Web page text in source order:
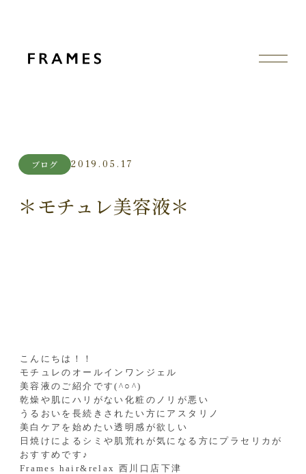
ブログ 2019.05.17
＊モチュレ美容液＊
こんにちは！！
モチュレのオールインワンジェル
美容液のご紹介です(^○^)
乾燥や肌にハリがない化粧のノリが悪い
うるおいを長続きされたい方にアスタリノ
美白ケアを始めたい透明感が欲しい
日焼けによるシミや肌荒れが気になる方に プラセリカが
おすすめです♪
Frames hair&relax西川口店 下津